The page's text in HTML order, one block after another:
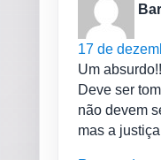
17 de
Um absurdo!!
Deve ser
não devem
mas a